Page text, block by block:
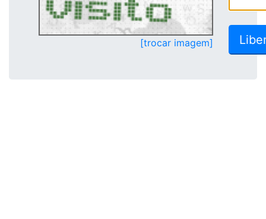
[trocar imagem]